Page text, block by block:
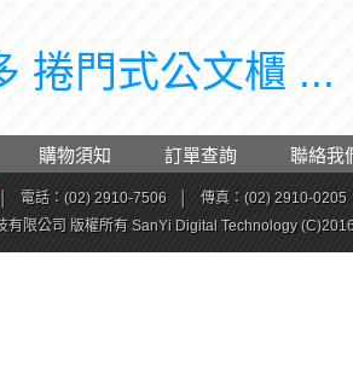
捲門式公文櫃 ...
購物須知 訂單查詢 聯絡我
電話：(02) 2910-7506
傳真：(02) 2910-0205
有限公司 版權所有 SanYi Digital Technology